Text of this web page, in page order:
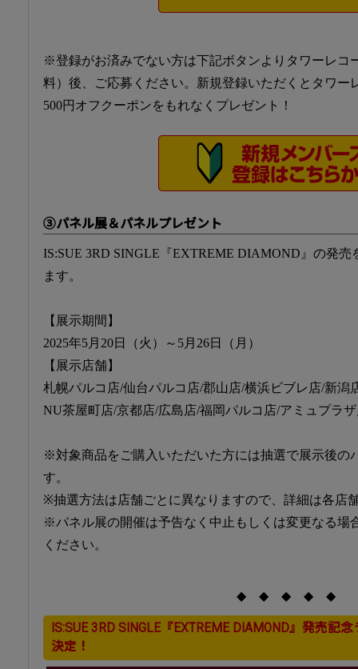
※登録がお済みでない方は下記ボタンよりタワーレコ
料）後、ご応募ください。新規登録いただくとタワー
500円オフクーポンをもれなくプレゼント！
③パネル展＆パネルプレゼント
IS:SUE 3RD SINGLE『EXTREME DIAMOND』の発
ます。
【展示期間】
2025年5月20日（火）～5月26日（月）
【展示店舗】
札幌パルコ店/仙台パルコ店/郡山店/横浜ビブレ店/新潟
NU茶屋町店/京都店/広島店/福岡パルコ店/アミュプラ
※対象商品をご購入いただいた方には抽選で展示後の
す。
※抽選方法は店舗ごとに異なりますので、詳細は各店
※パネル展の開催は予告なく中止もしくは変更なる場
ください。
◆ ◆ ◆ ◆ ◆
IS:SUE 3RD SINGLE『EXTREME DIAMOND』発売記
決定！